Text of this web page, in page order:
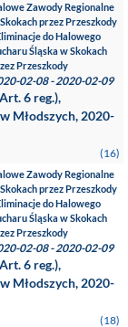
Zawody Regionalne
przez Przeszkody
do Halowego
Śląska w Skokach
Przeszkody
02-08 - 2020-02-09
6 reg.),
Młodszych, 2020-
(16)
Zawody Regionalne
przez Przeszkody
do Halowego
Śląska w Skokach
Przeszkody
02-08 - 2020-02-09
6 reg.),
Młodszych, 2020-
(18)